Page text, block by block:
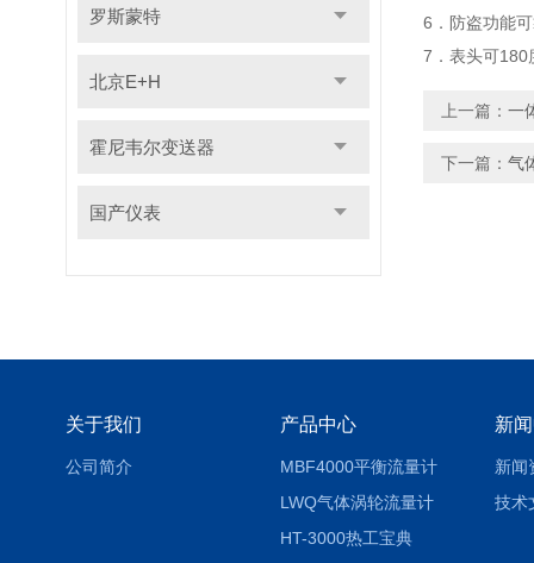
罗斯蒙特
北京E+H
霍尼韦尔变送器
国产仪表
6．防盗功能
7．表头可180
上一篇： 一
下一篇： 气
关于我们
公司简介
产品中心
MBF4000平衡流量计
LWQ气体涡轮流量计
HT-3000热工宝典
新
新闻
技术